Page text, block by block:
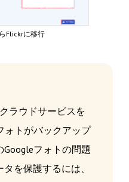
Flickrに移行
ラウドサービスを
ォトがバックアップ
フォトの問題
を保護するには、